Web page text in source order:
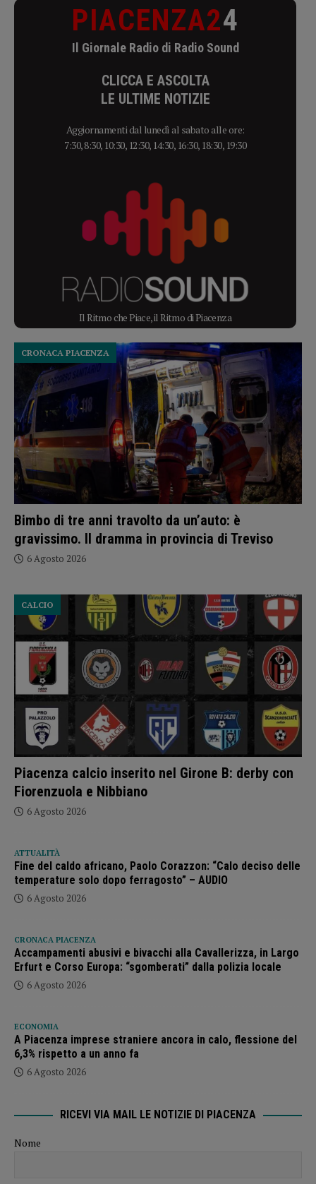
PIACENZA24
Il Giornale Radio di Radio Sound
CLICCA E ASCOLTA
LE ULTIME NOTIZIE
Aggiornamenti dal lunedì al sabato alle ore:
7:30, 8:30, 10:30, 12:30, 14:30, 16:30, 18:30, 19:30
Il Ritmo che Piace, il Ritmo di Piacenza
Bimbo di tre anni travolto da un’auto: è
gravissimo. Il dramma in provincia di Treviso
CRONACA PIACENZA
6 Agosto 2026
Piacenza calcio inserito nel Girone B: derby con
Fiorenzuola e Nibbiano
CALCIO
6 Agosto 2026
ATTUALITÀ
Fine del caldo africano, Paolo Corazzon: “Calo deciso delle
temperature solo dopo ferragosto” – AUDIO
6 Agosto 2026
CRONACA PIACENZA
Accampamenti abusivi e bivacchi alla Cavallerizza, in Largo
Erfurt e Corso Europa: “sgomberati” dalla polizia locale
6 Agosto 2026
ECONOMIA
A Piacenza imprese straniere ancora in calo, flessione del
6,3% rispetto a un anno fa
6 Agosto 2026
RICEVI VIA MAIL LE NOTIZIE DI PIACENZA
Nome